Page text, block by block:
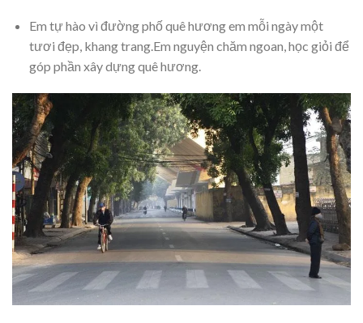
Em tự hào vì đường phố quê hương em mỗi ngày một
tươi đẹp, khang trang.Em nguyện chăm ngoan, học giỏi để
góp phần xây dựng quê hương.